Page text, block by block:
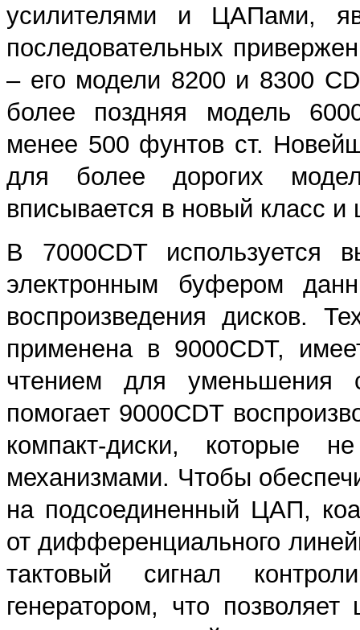
усилителями и ЦАПами,
последовательных
– его модели 8200 и 8300
более поздняя модель
менее 500 фунтов ст.
для более дорогих
вписывается в новый класс
В 7000CDT используется
электронным буфером
воспроизведения дисков.
применена в 9000CDT,
чтением для уменьшения
помогает 9000CDT
компакт-диски, которые
механизмами. Чтобы
на подсоединенный ЦАП,
от дифференциального
тактовый сигнал
генератором, что